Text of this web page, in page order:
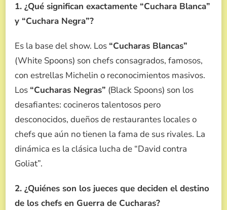
1. ¿Qué significan exactamente “Cuchara Blanca”
y “Cuchara Negra”?
Es la base del show. Los “Cucharas Blancas”
(White Spoons) son chefs consagrados, famosos,
con estrellas Michelin o reconocimientos masivos.
Los “Cucharas Negras” (Black Spoons) son los
desafiantes: cocineros talentosos pero
desconocidos, dueños de restaurantes locales o
chefs que aún no tienen la fama de sus rivales. La
dinámica es la clásica lucha de “David contra
Goliat”.
2. ¿Quiénes son los jueces que deciden el destino
de los chefs en Guerra de Cucharas?